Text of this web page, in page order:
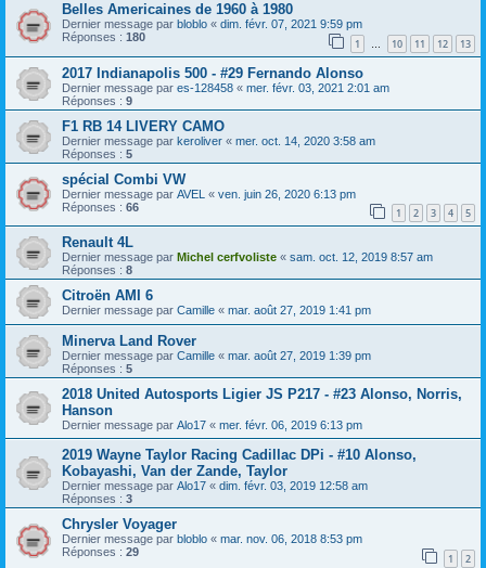
Belles Americaines de 1960 à 1980
Dernier message par bloblo « dim. févr. 07, 2021 9:59 pm
Réponses : 180 1 … 10 11 12 13
2017 Indianapolis 500 - #29 Fernando Alonso
Dernier message par es-128458 « mer. févr. 03, 2021 2:01 am
Réponses : 9
F1 RB 14 LIVERY CAMO
Dernier message par keroliver « mer. oct. 14, 2020 3:58 am
Réponses : 5
spécial Combi VW
Dernier message par AVEL « ven. juin 26, 2020 6:13 pm
Réponses : 66 1 2 3 4 5
Renault 4L
Dernier message par Michel cerfvoliste « sam. oct. 12, 2019 8:57 am
Réponses : 8
Citroën AMI 6
Dernier message par Camille « mar. août 27, 2019 1:41 pm
Minerva Land Rover
Dernier message par Camille « mar. août 27, 2019 1:39 pm
Réponses : 5
2018 United Autosports Ligier JS P217 - #23 Alonso, Norris,
Hanson
Dernier message par Alo17 « mer. févr. 06, 2019 6:13 pm
2019 Wayne Taylor Racing Cadillac DPi - #10 Alonso,
Kobayashi, Van der Zande, Taylor
Dernier message par Alo17 « dim. févr. 03, 2019 12:58 am
Réponses : 3
Chrysler Voyager
Dernier message par bloblo « mar. nov. 06, 2018 8:53 pm
Réponses : 29 1 2